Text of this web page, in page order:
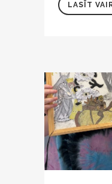
LASĪT